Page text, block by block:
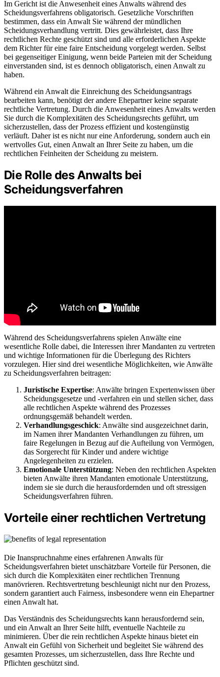
Im Gericht ist die Anwesenheit eines Anwalts während des
Scheidungsverfahrens obligatorisch. Gesetzliche Vorschriften
bestimmen, dass ein Anwalt Sie während der mündlichen
Scheidungsverhandlung vertritt. Dies gewährleistet, dass Ihre
rechtlichen Rechte geschützt sind und alle erforderlichen Aspekte
dem Richter für eine faire Entscheidung vorgelegt werden. Selbst
bei gegenseitiger Einigung, wenn beide Parteien mit der Scheidung
einverstanden sind, ist es dennoch obligatorisch, einen Anwalt zu
haben.
Während ein Anwalt die Einreichung des Scheidungsantrags
bearbeiten kann, benötigt der andere Ehepartner keine separate
rechtliche Vertretung. Durch die Anwesenheit eines Anwalts werden
Sie durch die Komplexitäten des Scheidungsrechts geführt, um
sicherzustellen, dass der Prozess effizient und kostengünstig
verläuft. Daher ist es nicht nur eine Anforderung, sondern auch ein
wertvolles Gut, einen Anwalt an Ihrer Seite zu haben, um die
rechtlichen Feinheiten der Scheidung zu meistern.
Die Rolle des Anwalts bei
Scheidungsverfahren
Während des Scheidungsverfahrens spielen Anwälte eine
wesentliche Rolle dabei, die Interessen ihrer Mandanten zu vertreten
und wichtige Informationen für die Überlegung des Richters
vorzulegen. Hier sind drei wesentliche Möglichkeiten, wie Anwälte
zu Scheidungsverfahren beitragen:
Juristische Expertise: Anwälte bringen Expertenwissen über
Scheidungsgesetze und -verfahren ein und stellen sicher, dass
alle rechtlichen Aspekte während des Prozesses
ordnungsgemäß behandelt werden.
Verhandlungsgeschick: Anwälte sind ausgezeichnet darin,
im Namen ihrer Mandanten Verhandlungen zu führen, um
faire Regelungen in Bezug auf die Aufteilung von Vermögen,
das Sorgerecht für Kinder und andere wichtige
Angelegenheiten zu erzielen.
Emotionale Unterstützung: Neben den rechtlichen Aspekten
bieten Anwälte ihren Mandanten emotionale Unterstützung,
indem sie sie durch die herausfordernden und oft stressigen
Scheidungsverfahren führen.
Vorteile einer rechtlichen Vertretung
Die Inanspruchnahme eines erfahrenen Anwalts für
Scheidungsverfahren bietet unschätzbare Vorteile für Personen, die
sich durch die Komplexitäten einer rechtlichen Trennung
manövrieren. Rechtsvertretung beschleunigt nicht nur den Prozess,
sondern garantiert auch Fairness, insbesondere wenn ein Ehepartner
einen Anwalt hat.
Das Verständnis des Scheidungsrechts kann herausfordernd sein,
und ein Anwalt an Ihrer Seite hilft, eventuelle Nachteile zu
minimieren. Über die rein rechtlichen Aspekte hinaus bietet ein
Anwalt ein Gefühl von Sicherheit und begleitet Sie während des
gesamten Prozesses, um sicherzustellen, dass Ihre Rechte und
Pflichten geschützt sind.